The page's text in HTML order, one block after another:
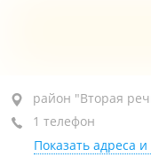
район "Вторая
155
БЦ "Фабрика Заря",
район "Вторая
1 телефон
Показать адреса